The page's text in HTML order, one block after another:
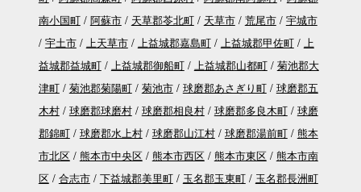
南小国町
阿蘇市 天草郡苓北町 天草市 荒尾市
宇城市
宇土市
上天草市 上益城郡嘉島町 上益城郡甲佐町
上
益城郡益城町
上益城郡御船町 上益城郡山都町
菊池郡大
津町
菊池郡菊陽町 菊池市 球磨郡あさぎり町
球磨郡五
木村
球磨郡球磨村 球磨郡相良村 球磨郡多良木町
球磨
郡錦町
球磨郡水上村 球磨郡山江村 球磨郡湯前町
熊本
市北区
熊本市中央区 熊本市西区 熊本市東区
熊本市南
区
合志市 下益城郡美里町 玉名郡玉東町
玉名郡長洲町